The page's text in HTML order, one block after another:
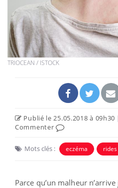
TRIOCEAN / ISTOCK
Publié le 25.05.2018 à 09h30
Commenter
Mots clés : eczéma rides
Parce qu’un malheur